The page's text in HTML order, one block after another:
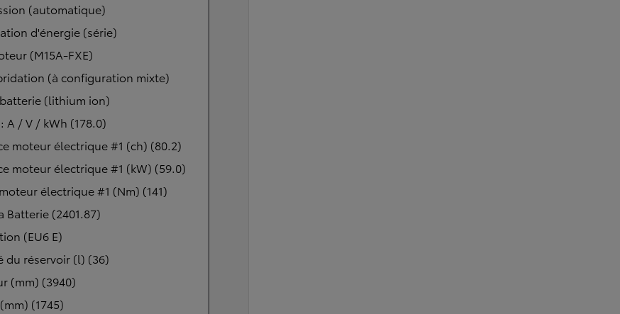
(automatique)
d'énergie (série)
(M15A-FXE)
(à configuration mixte)
(lithium ion)
A / V / kWh (178.0)
moteur électrique #1 (ch) (80.2)
moteur électrique #1 (kW) (59.0)
électrique #1 (Nm) (141)
Batterie (2401.87)
(EU6 E)
du réservoir (l) (36)
(mm) (3940)
(1745)